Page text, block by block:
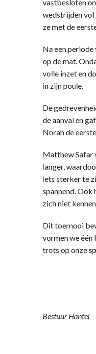
vastbesloten
wedstrijden vol
ze met de
Na een
op de mat.
volle inzet en
in zijn poule.
De
de aanval en
Norah de
Matthew Safar
langer,
iets sterker te
spannend. Ook
zich niet
Dit toernooi
vormen we
trots op onze
Bestuur Hantei